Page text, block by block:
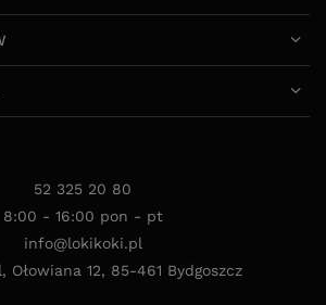
52 325 20 80
8:00 - 16:00 pon - pt
info@lokikoki.pl
, Ołowiana 12, 85-461 Bydgoszcz